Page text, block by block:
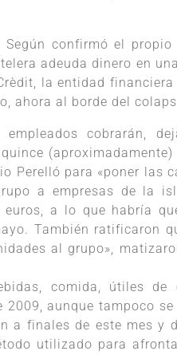
confirmó el propio
adeuda dinero en
la entidad
ahora al borde del
cobrarán,
(aproximadamente)
Perelló para «poner las
a empresas de la
a lo que habría
También ratificaron
al grupo»,
comida, útiles de
2009, aunque tampoco
a finales de este mes y
utilizado para